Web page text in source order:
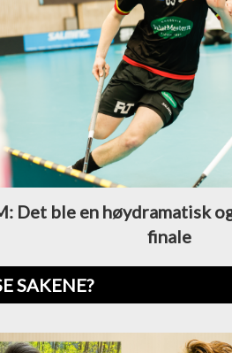
Det ble en høydramatisk
finale
SAKENE?